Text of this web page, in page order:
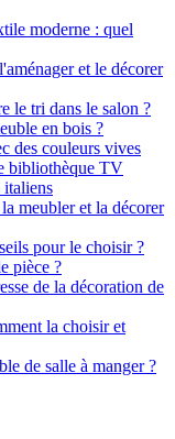
moderne : quel
et le décorer
le tri dans le salon ?
en bois ?
des couleurs vives
bibliothèque TV
italiens
meubler et la décorer
pour le choisir ?
pièce ?
de la décoration de
la choisir et
de salle à manger ?